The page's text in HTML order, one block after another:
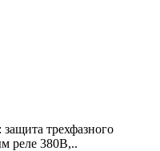
трехфазного
реле 380В,..